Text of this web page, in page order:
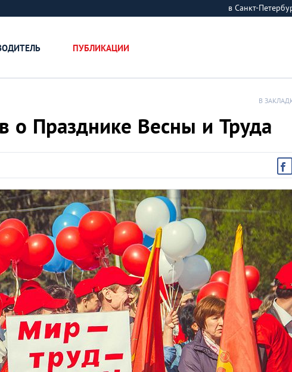
в Санкт-
ПУБЛИКАЦИИ
В
о Празднике Весны и Труда